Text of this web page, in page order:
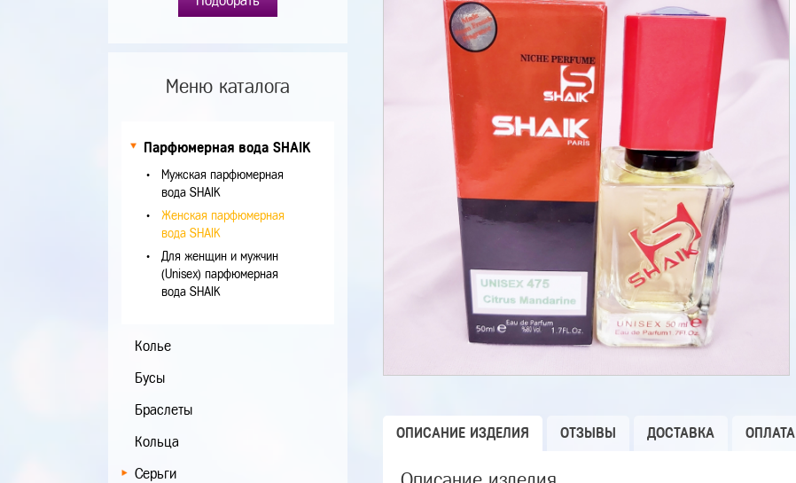
Меню каталога
Парфюмерная вода SHAIK
Мужская парфюмерная
вода SHAIK
Женская парфюмерная
вода SHAIK
Для женщин и мужчин
(Unisex) парфюмерная
вода SHAIK
Колье
Бусы
Браслеты
Кольца
Серьги
ОПИСАНИЕ ИЗДЕЛИЯ ОТЗЫВЫ ДОСТАВКА ОПЛАТА